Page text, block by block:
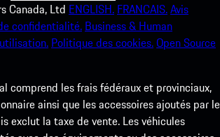
Canada, Ltd ENGLISH. FRANCAIS.Avis
confidentialité. Business & Human
Politique des cookies.Open Source
comprend les frais fédéraux et provinciaux,
ainsi que les accessoires ajoutés par le
exclut la taxe de vente. Les véhicules